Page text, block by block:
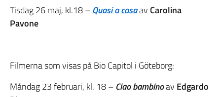
Tisdag 26 maj, kl.18 –Quasi a casaav Carolina
Pavone
Filmerna som visas på Bio Capitol i Göteborg:
Måndag 23 februari, kl. 18 – Ciao bambinoav Edgardo